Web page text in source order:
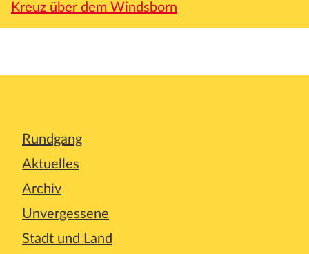
Kreuz über dem Windsborn
Rundgang
Aktuelles
Archiv
Unvergessene
Stadt und Land